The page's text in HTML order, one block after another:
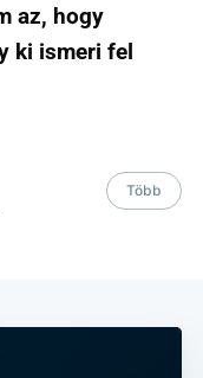
az, hogy
ki ismeri fel
Több